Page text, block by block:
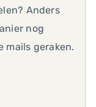
Anders
nog
mails geraken.